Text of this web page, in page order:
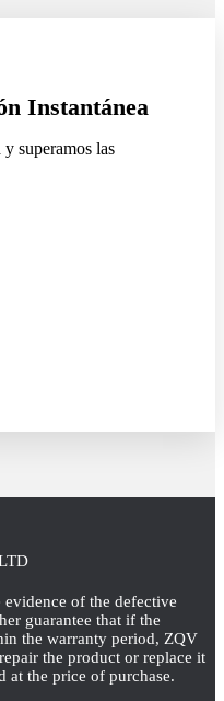
Instantánea
superamos las
of the defective
guarantee that if the
the warranty period, ZQV
the product or replace it
at the price of purchase.